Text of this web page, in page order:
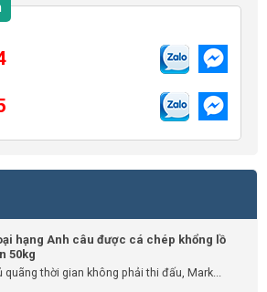
hạng Anh câu được cá chép khổng lồ
50kg
quãng thời gian không phải thi đấu, Mark...